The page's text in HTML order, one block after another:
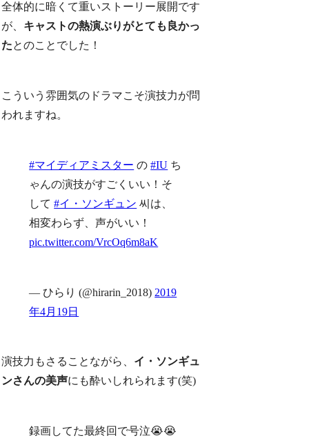
全体的に暗くて重いストーリー展開です
が、 キャストの熱演ぶりがとても良かっ
たとのことでした！
こういう雰囲気のドラマこそ演技力が問
われますね。
#マイディアミスター の#IU ち
ゃんの演技がすごくいい！そ
して#イ・ソンギュン 씨は、
相変わらず、声がいい！
pic.twitter.com/VrcOq6m8aK
— ひらり (@hirarin_2018) 2019
年4月19日
演技力もさることながら、 イ・ソンギュ
ンさんの美声にも酔いしれられます(笑)
録画してた最終回で号泣😭😭